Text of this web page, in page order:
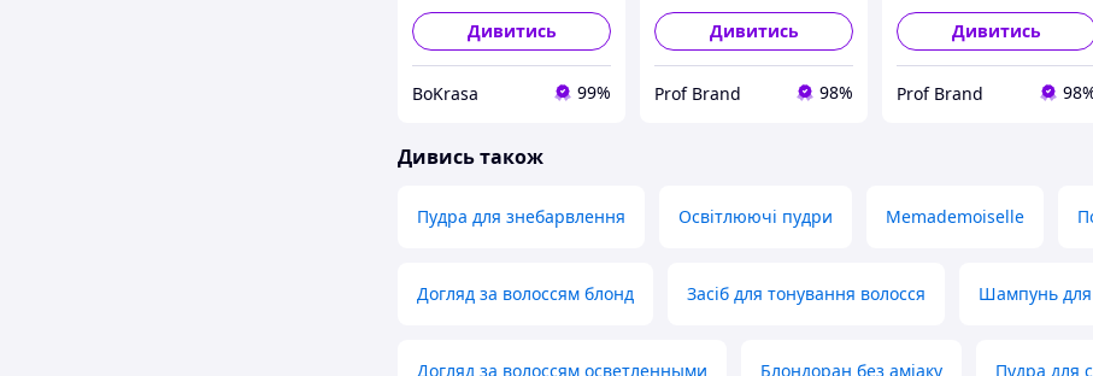
Дивитись
BoKrasa 99%
Дивитись
Prof Brand 98%
Дивитись
Prof Brand
Дивись також
Пудра для знебарвлення Освітлюючі пудри Memademoiselle
Догляд за волоссям блонд Засіб для тонування волосся Шампунь для
Догляд за волоссям осветленными Блондоран без аміаку Пудра для